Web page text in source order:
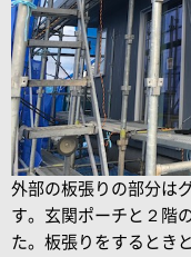
外部の板張りの部分は
す。玄関ポーチと２階
た。板張りをするとき